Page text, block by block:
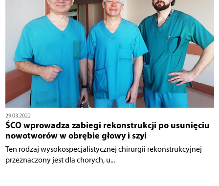
29.03.2022
ŚCO wprowadza zabiegi rekonstrukcji po usunięciu
nowotworów w obrębie głowy i szyi
Ten rodzaj wysokospecjalistycznej chirurgii rekonstrukcyjnej
przeznaczony jest dla chorych, u...